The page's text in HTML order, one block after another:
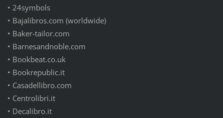
• 24symbols
• Bajalibros.com (worldwide)
• Baker-tailor.com
• Barnesandnoble.com
• Bookbeat.co.uk
• Bookrepublic.it
• Casadellibro.com
• Centrolibri.it
• Decalibro.it